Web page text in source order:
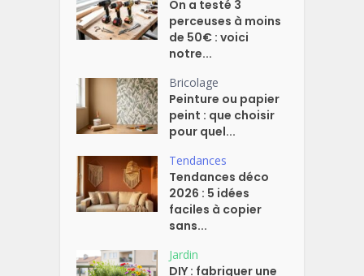
On a testé 3
perceuses à moins
de 50€ : voici
notre...
Bricolage
Peinture ou papier
peint : que choisir
pour quel...
Tendances
Tendances déco
2026 : 5 idées
faciles à copier
sans...
Jardin
DIY : fabriquer une